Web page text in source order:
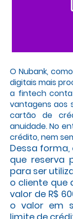
O Nubank,
digitais mais
a fintech
vantagens aos
cartão de
anuidade. No
crédito, nem
Dessa
que reserva
para ser
o cliente que
valor de R$
o valor em